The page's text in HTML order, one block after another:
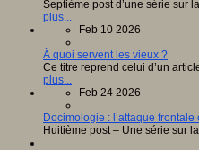
Septième post d’une série sur
plus...
Feb 10 2026
À quoi servent les vieux ?
Ce titre reprend celui d’un
plus...
Feb 24 2026
Docimologie : l’attaque
Huitième post – Une série sur